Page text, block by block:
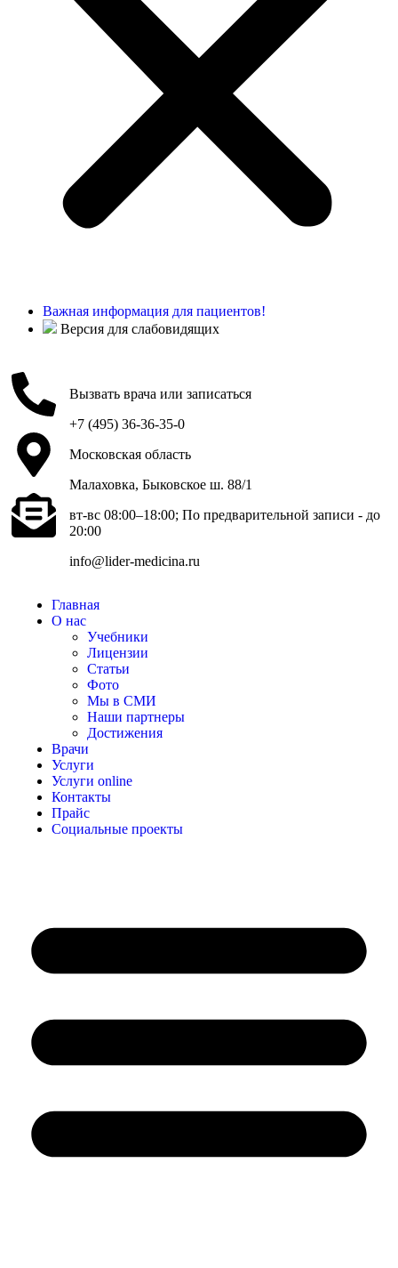
Важная информация для пациентов!
Версия для слабовидящих
Вызвать врача или записаться
+7 (495) 36-36-35-0
Московская область
Малаховка, Быковское ш. 88/1
вт-вс 08:00–18:00; По предварительной записи - до
20:00
info@lider-medicina.ru
Главная
О нас
Учебники
Лицензии
Статьи
Фото
Мы в СМИ
Наши партнеры
Достижения
Врачи
Услуги
Услуги online
Контакты
Прайс
Социальные проекты